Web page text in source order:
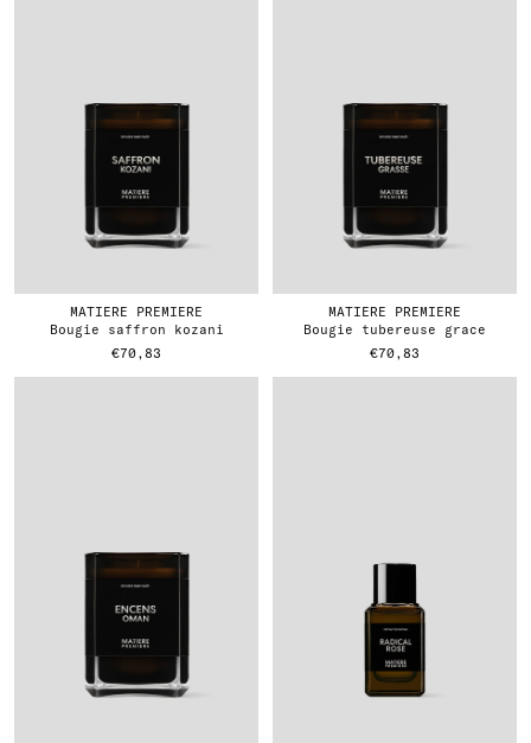
MATIERE PREMIERE
bougie saffron kozani
€70,83
MATIERE PREMIERE
bougie tubereuse grace
€70,83